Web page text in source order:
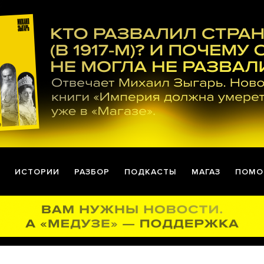
ИСТОРИИ РАЗБОР ПОДКАСТЫ МАГАЗ